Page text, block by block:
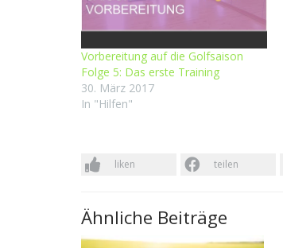
Vorbereitung auf die Golfsaison
Folge 5: Das erste Training
30. März 2017
In "Hilfen"
liken teilen
Ähnliche Beiträge